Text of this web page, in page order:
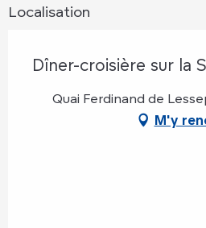
Samedi 16 mai 2026
Vendredi 19 juin 2026
Samedi 19 septembre
Localisation
Dîner-croisière sur la
Quai Ferdinand de
M'y